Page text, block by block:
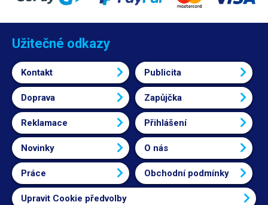
Užitečné odkazy
Kontakt Publicita
Doprava Zapůjčka
Reklamace Přihlášení
Novinky O nás
Práce Obchodní podmínky
Upravit Cookie předvolby